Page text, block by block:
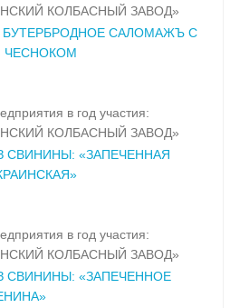
КОЛБАСНЫЙ ЗАВОД»
БУТЕРБРОДНОЕ САЛОМАЖЪ С
ЧЕСНОКОМ
в год участия:
КОЛБАСНЫЙ ЗАВОД»
СВИНИНЫ: «ЗАПЕЧЕННАЯ
в год участия:
КОЛБАСНЫЙ ЗАВОД»
СВИНИНЫ: «ЗАПЕЧЕННОЕ